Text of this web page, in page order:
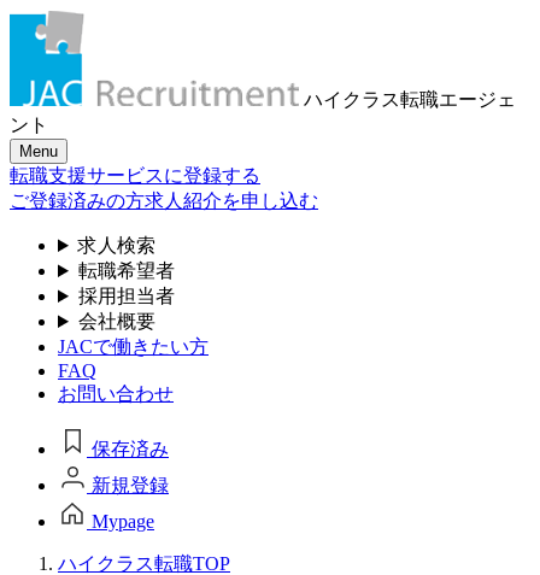
ハイクラス転職エージェ
ント
Menu
転職支援サービスに登録する
ご登録済みの方求人紹介を申し込む
求人検索
転職希望者
採用担当者
会社概要
JACで働きたい方
FAQ
お問い合わせ
保存済み
新規登録
Mypage
ハイクラス転職TOP